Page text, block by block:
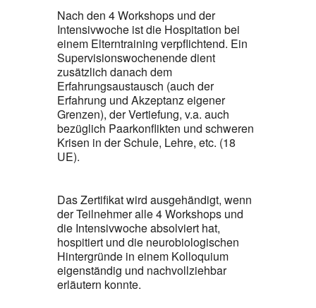
Nach den 4 Workshops und der
Intensivwoche ist die Hospitation bei
einem Elterntraining verpflichtend. Ein
Supervisionswochenende dient
zusätzlich danach dem
Erfahrungsaustausch (auch der
Erfahrung und Akzeptanz eigener
Grenzen), der Vertiefung, v.a. auch
bezüglich Paarkonflikten und schweren
Krisen in der Schule, Lehre, etc. (18
UE).
Das Zertifikat wird ausgehändigt, wenn
der Teilnehmer alle 4 Workshops und
die Intensivwoche absolviert hat,
hospitiert und die neurobiologischen
Hintergründe in einem Kolloquium
eigenständig und nachvollziehbar
erläutern konnte.